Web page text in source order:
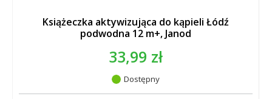
Książeczka aktywizująca do kąpieli Łódź
podwodna 12 m+, Janod
33,99 zł
Dostępny